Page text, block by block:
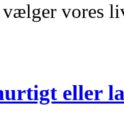
vores
eller